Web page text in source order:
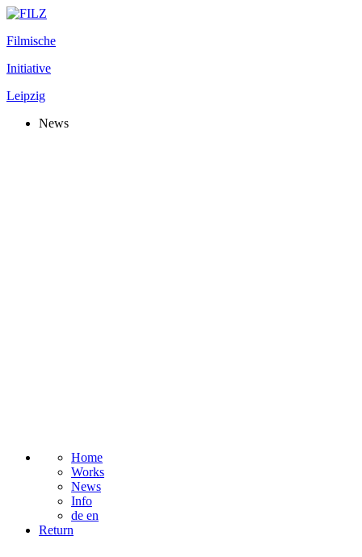
Filmische
Initiative
Leipzig
News
Home
Works
News
Info
de en
Return